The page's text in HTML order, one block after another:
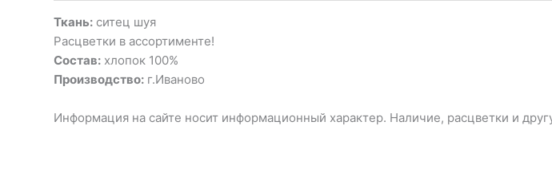
Ткань: ситец шуя
Расцветки в ассортименте!
Состав: хлопок 100%
Производство: г.Иваново
Информация на сайте носит информационный характер. Наличие, расцветки и